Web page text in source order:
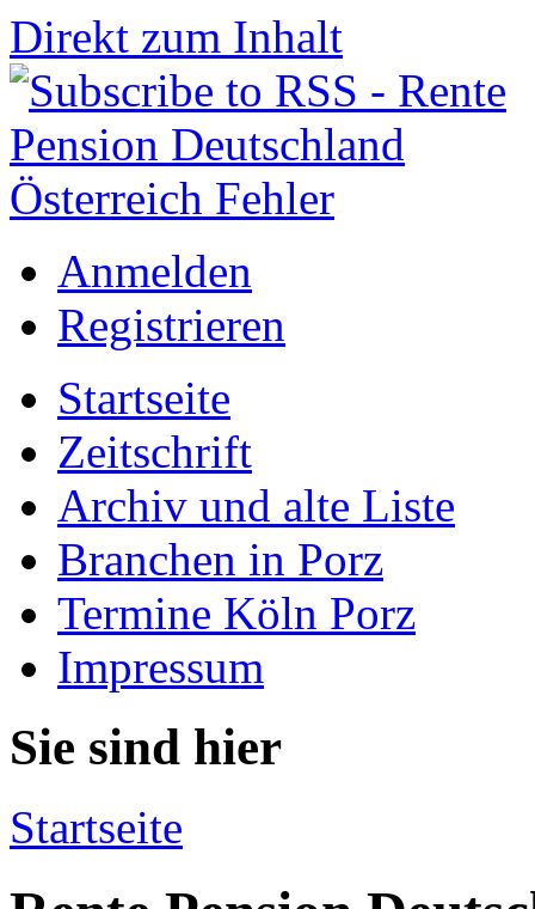
Direkt zum Inhalt
Anmelden
Registrieren
Startseite
Zeitschrift
Archiv und alte Liste
Branchen in Porz
Termine Köln Porz
Impressum
Sie sind hier
Startseite